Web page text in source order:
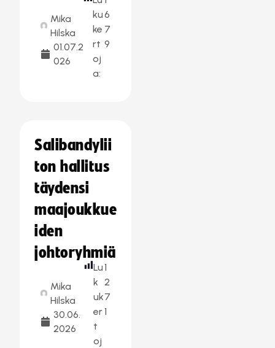
Mika
Hilska
01.07.2
026
ku
ke
rt
oj
a:
6
7
9
Salibandylii
ton hallitus
täydensi
maajoukkue
iden
johtoryhmiä
Mika
Hilska
30.06.
2026
Lu
k
uk
er
t
oj
1
2
7
1